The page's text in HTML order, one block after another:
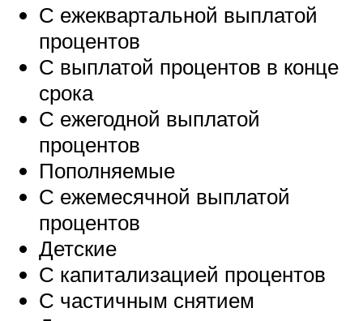
С ежеквартальной выплатой
процентов
С выплатой процентов в конце
срока
С ежегодной выплатой
процентов
Пополняемые
С ежемесячной выплатой
процентов
Детские
С капитализацией процентов
С частичным снятием